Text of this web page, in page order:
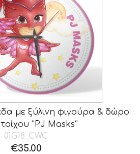
με ξύλινη φιγούρα & δώρο
“PJ Masks”
01G18_CWC
€35.00